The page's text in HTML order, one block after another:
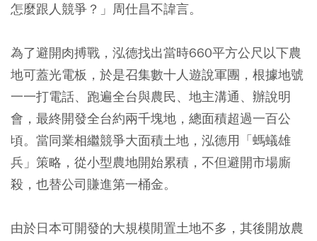
怎麼跟人競爭？」周仕昌不諱言。
為了避開肉搏戰，泓德找出當時660平方公尺以下農
地可蓋光電板，於是召集數十人遊說軍團，根據地號
一一打電話、跑遍全台與農民、地主溝通、辦說明
會，最終開發全台約兩千塊地，總面積超過一百公
頃。當同業相繼競爭大面積土地，泓德用「螞蟻雄
兵」策略，從小型農地開始累積，不但避開市場廝
殺，也替公司賺進第一桶金。
由於日本可開發的大規模閒置土地不多，其後開放農